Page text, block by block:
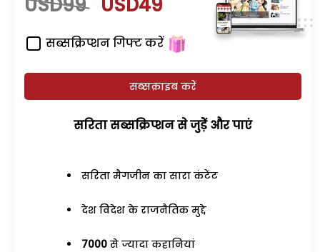
सब्सक्रिप्शन गिफ्ट करें
सब्सक्राइब करें
सरिता सब्सक्रिप्शन से जुड़ेें और पाएं
सरिता मैगजीन का सारा कंटेंट
देश विदेश के राजनैतिक मुद्दे
7000 से ज्यादा कहानियां